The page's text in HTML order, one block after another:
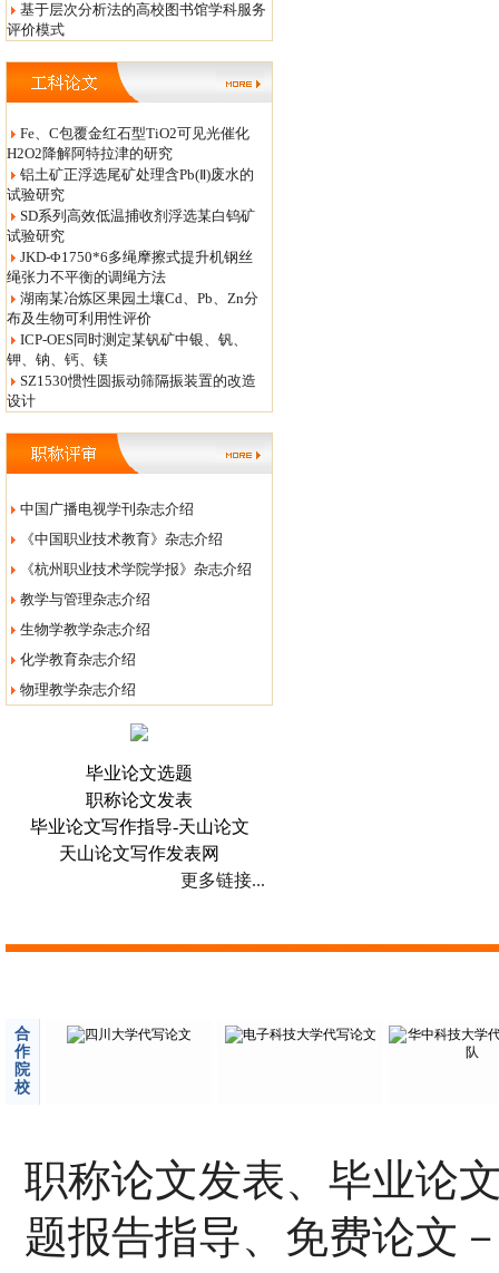
基于层次分析法的高校图书馆学科服务
评价模式
Fe、C包覆金红石型TiO2可见光催化
H2O2降解阿特拉津的研究
铝土矿正浮选尾矿处理含Pb(Ⅱ)废水的
试验研究
SD系列高效低温捕收剂浮选某白钨矿
试验研究
JKD-Φ1750*6多绳摩擦式提升机钢丝
绳张力不平衡的调绳方法
湖南某冶炼区果园土壤Cd、Pb、Zn分
布及生物可利用性评价
ICP-OES同时测定某钒矿中银、钒、
钾、钠、钙、镁
SZ1530惯性圆振动筛隔振装置的改造
设计
中国广播电视学刊杂志介绍
《中国职业技术教育》杂志介绍
《杭州职业技术学院学报》杂志介绍
教学与管理杂志介绍
生物学教学杂志介绍
化学教育杂志介绍
物理教学杂志介绍
毕业论文选题
职称论文发表
毕业论文写作指导-天山论文
天山论文写作发表网
更多链接...
合
作
院
校
职称论文发表、毕业论
题报告指导、免费论文